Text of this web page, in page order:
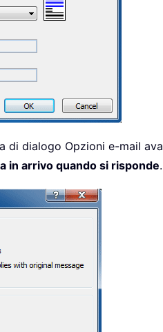
di dialogo Opzioni e-mail
in arrivo quando si risponde